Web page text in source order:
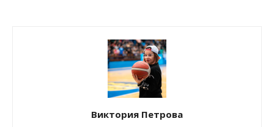
Виктория Петрова